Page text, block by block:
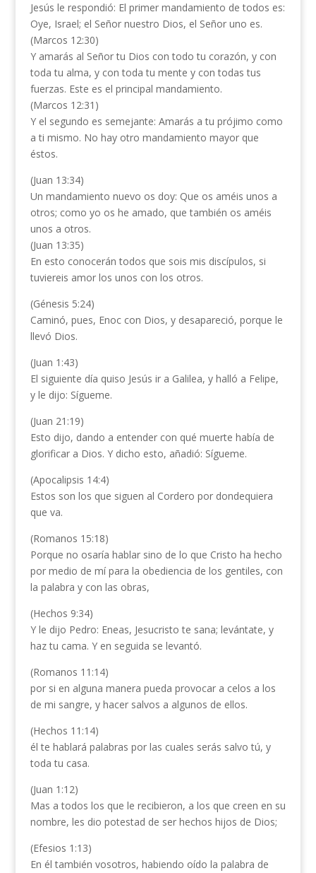
Jesús le respondió: El primer mandamiento de todos es:
Oye, Israel; el Señor nuestro Dios, el Señor uno es.
(Marcos 12:30)
Y amarás al Señor tu Dios con todo tu corazón, y con
toda tu alma, y con toda tu mente y con todas tus
fuerzas. Este es el principal mandamiento.
(Marcos 12:31)
Y el segundo es semejante: Amarás a tu prójimo como
a ti mismo. No hay otro mandamiento mayor que
éstos.
(Juan 13:34)
Un mandamiento nuevo os doy: Que os améis unos a
otros; como yo os he amado, que también os améis
unos a otros.
(Juan 13:35)
En esto conocerán todos que sois mis discípulos, si
tuviereis amor los unos con los otros.
(Génesis 5:24)
Caminó, pues, Enoc con Dios, y desapareció, porque le
llevó Dios.
(Juan 1:43)
El siguiente día quiso Jesús ir a Galilea, y halló a Felipe,
y le dijo: Sígueme.
(Juan 21:19)
Esto dijo, dando a entender con qué muerte había de
glorificar a Dios. Y dicho esto, añadió: Sígueme.
(Apocalipsis 14:4)
Estos son los que siguen al Cordero por dondequiera
que va.
(Romanos 15:18)
Porque no osaría hablar sino de lo que Cristo ha hecho
por medio de mí para la obediencia de los gentiles, con
la palabra y con las obras,
(Hechos 9:34)
Y le dijo Pedro: Eneas, Jesucristo te sana; levántate, y
haz tu cama. Y en seguida se levantó.
(Romanos 11:14)
por si en alguna manera pueda provocar a celos a los
de mi sangre, y hacer salvos a algunos de ellos.
(Hechos 11:14)
él te hablará palabras por las cuales serás salvo tú, y
toda tu casa.
(Juan 1:12)
Mas a todos los que le recibieron, a los que creen en su
nombre, les dio potestad de ser hechos hijos de Dios;
(Efesios 1:13)
En él también vosotros, habiendo oído la palabra de